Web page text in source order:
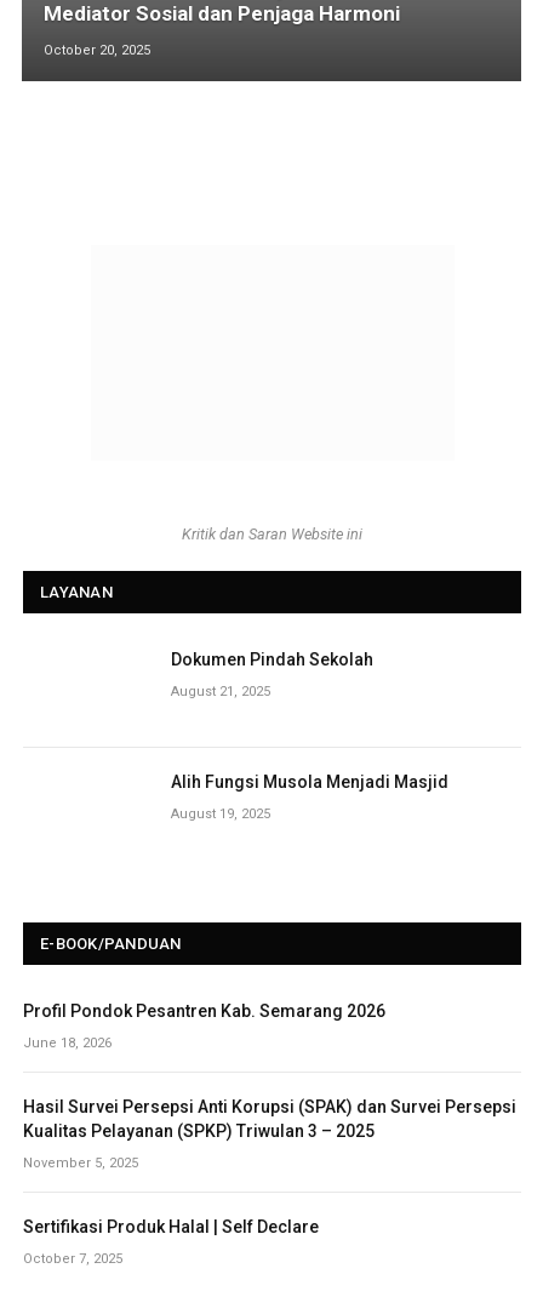
Mediator Sosial dan Penjaga Harmoni
October 20, 2025
Kritik dan Saran Website ini
LAYANAN
Dokumen Pindah Sekolah
August 21, 2025
Alih Fungsi Musola Menjadi Masjid
August 19, 2025
E-BOOK/PANDUAN
Profil Pondok Pesantren Kab. Semarang 2026
June 18, 2026
Hasil Survei Persepsi Anti Korupsi (SPAK) dan Survei Persepsi
Kualitas Pelayanan (SPKP) Triwulan 3 – 2025
November 5, 2025
Sertifikasi Produk Halal | Self Declare
October 7, 2025